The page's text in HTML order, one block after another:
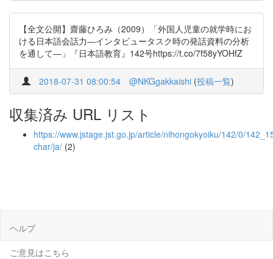
【全文公開】齋藤ひろみ（2009）「外国人児童の就学時にお
ける日本語会話力―インタビュータスク時の発話資料の分析
を通して―」『日本語教育』142号https://t.co/7f58yYOHfZ
2018-07-31 08:00:54 @NKGgakkaishi (投稿一覧)
収集済み URL リスト
https://www.jstage.jst.go.jp/article/nihongokyoiku/142/0/
char/ja/ (2)
ヘルプ
ご意見はこちら